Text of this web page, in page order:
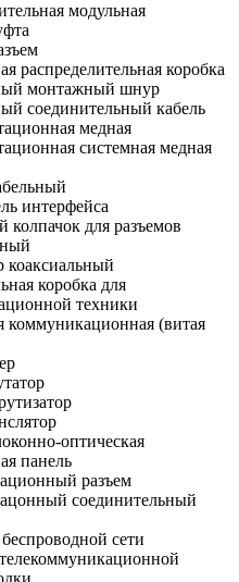
модульная
распределительная коробка
монтажный шнур
соединительный кабель
медная
системная медная
интерфейса
для разъемов
коаксиальный
коробка для
техники
коммуникационная (витая
оптическая
панель
разъем
соединительный
сети